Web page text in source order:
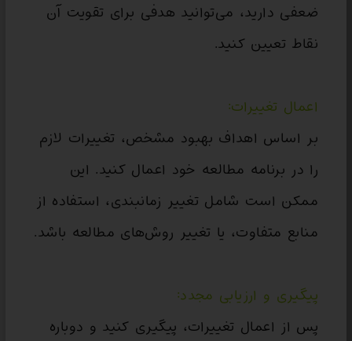
ضعفی دارید، می‌توانید هدفی برای تقویت آن
نقاط تعیین کنید.
اعمال تغییرات:
بر اساس اهداف بهبود مشخص، تغییرات لازم
را در برنامه مطالعه خود اعمال کنید. این
ممکن است شامل تغییر زمانبندی، استفاده از
منابع متفاوت، یا تغییر روش‌های مطالعه باشد.
پیگیری و ارزیابی مجدد:
پس از اعمال تغییرات، پیگیری کنید و دوباره